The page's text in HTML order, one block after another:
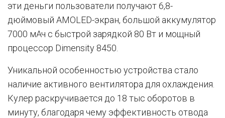
эти деньги пользователи получают 6,8-
дюймовый AMOLED-экран, большой аккумулятор
7000 мАч с быстрой зарядкой 80 Вт и мощный
процессор Dimensity 8450.
Уникальной особенностью устройства стало
наличие активного вентилятора для охлаждения.
Кулер раскручивается до 18 тыс оборотов в
минуту, благодаря чему эффективность отвода